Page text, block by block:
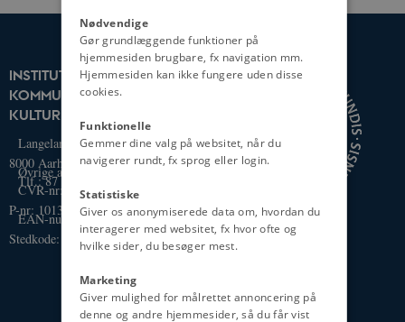
INSTITUT FOR
KOMMUNIKATION OG
KULTUR
Langelandsgade 139
8000 Aarhus C
Øvrige adresser og kort
Tlf.: 87 16 12 00
CVR-nr: 31119103
P-nr: 1013139411
EAN-nummer: 5798000418363
Stedkode: 1411
Nødvendige
Gør grundlæggende funktioner på
hjemmesiden brugbare, fx navigation mm.
Hjemmesiden kan ikke fungere uden disse
cookies.
Funktionelle
Gemmer dine valg på websitet, når du
navigerer rundt, fx sprog eller login.
Statistiske
Giver os anonymiserede data om, hvordan du
interagerer med websitet, fx hvor ofte og
hvilke sider, du besøger mest.
Marketing
Giver mulighed for målrettet annoncering på
denne og andre hjemmesider, så du får vist